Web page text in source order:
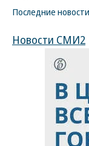
Последние
Новости СМИ2